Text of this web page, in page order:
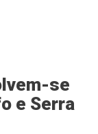
se
e Serra